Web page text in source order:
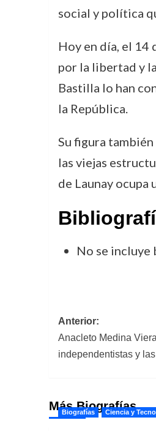
social y política
Hoy en día, el 14
por la libertad y
Bastilla lo han
la República.
Su figura
las viejas
de Launay
No se
de
Anterior:
Anacleto Medina
independentistas y
Más Biografías
Biografías Ciencia y